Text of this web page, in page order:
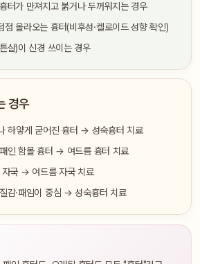
터가 만져지고 붉거나 두꺼워지는 경우
점 올라오는 흉터(비후성·켈로이드 성향 확인)
살)이 신경 쓰이는 경우
경우
하얗게 굳어진 흉터 → 성숙흉터 치료
인 함몰 흉터 → 여드름 흉터 치료
자국 → 여드름 자국 치료
감·패임이 중심 → 성숙흉터 치료